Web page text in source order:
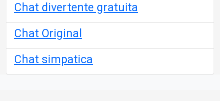
Chat divertente gratuita
Chat Original
Chat simpatica